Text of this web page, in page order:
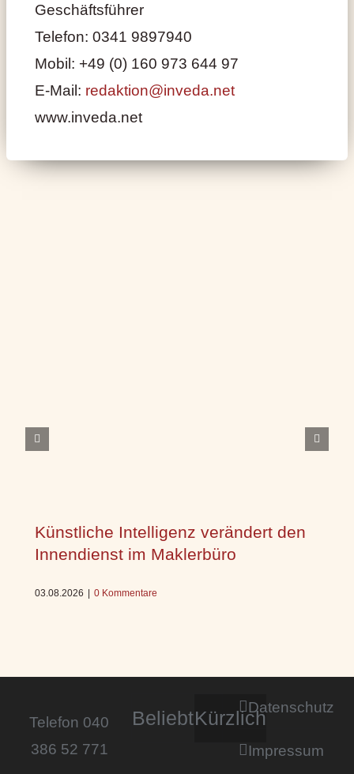
Geschäftsführer
Telefon: 0341 9897940
Mobil: +49 (0) 160 973 644 97
E-Mail: redaktion@inveda.net
www.inveda.net
Künstliche Intelligenz verändert den
Innendienst im Maklerbüro
03.08.2026 | 0 Kommentare
Telefon 040
386 52 771
BeliebtKürzlichDatenschutz
Impressum